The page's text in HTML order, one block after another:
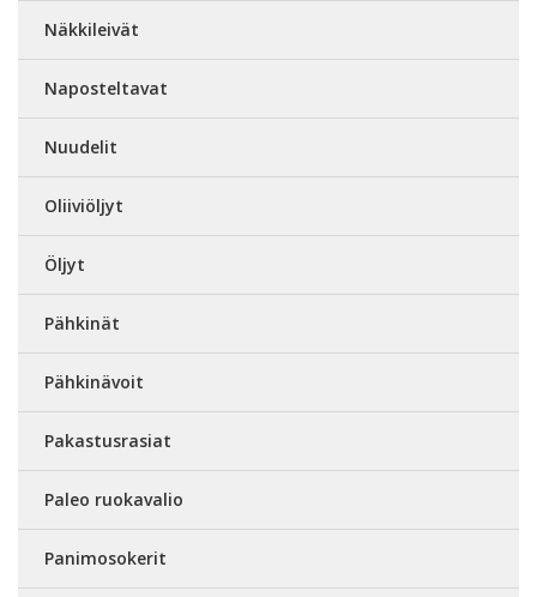
Näkkileivät
Naposteltavat
Nuudelit
Oliiviöljyt
Öljyt
Pähkinät
Pähkinävoit
Pakastusrasiat
Paleo ruokavalio
Panimosokerit